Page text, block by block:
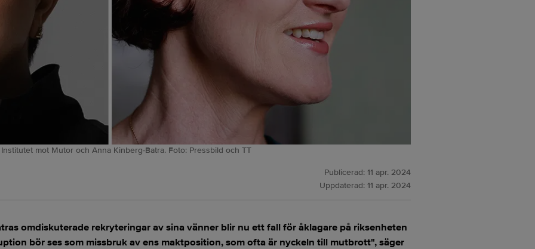
mot Mutor och Anna Kinberg-Batra. Foto: Pressbild och TT
Publicerad: 11 apr. 2024
Uppdaterad: 11 apr. 2024
omdiskuterade rekryteringar av sina vänner blir nu ett fall för åklagare på riksenheten
bör ses som missbruk av ens maktposition, som ofta är nyckeln till mutbrott", säger